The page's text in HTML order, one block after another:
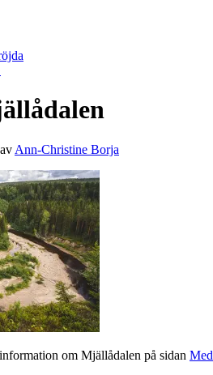
av Ann-Christine Borja
om Mjällådalen på sidan